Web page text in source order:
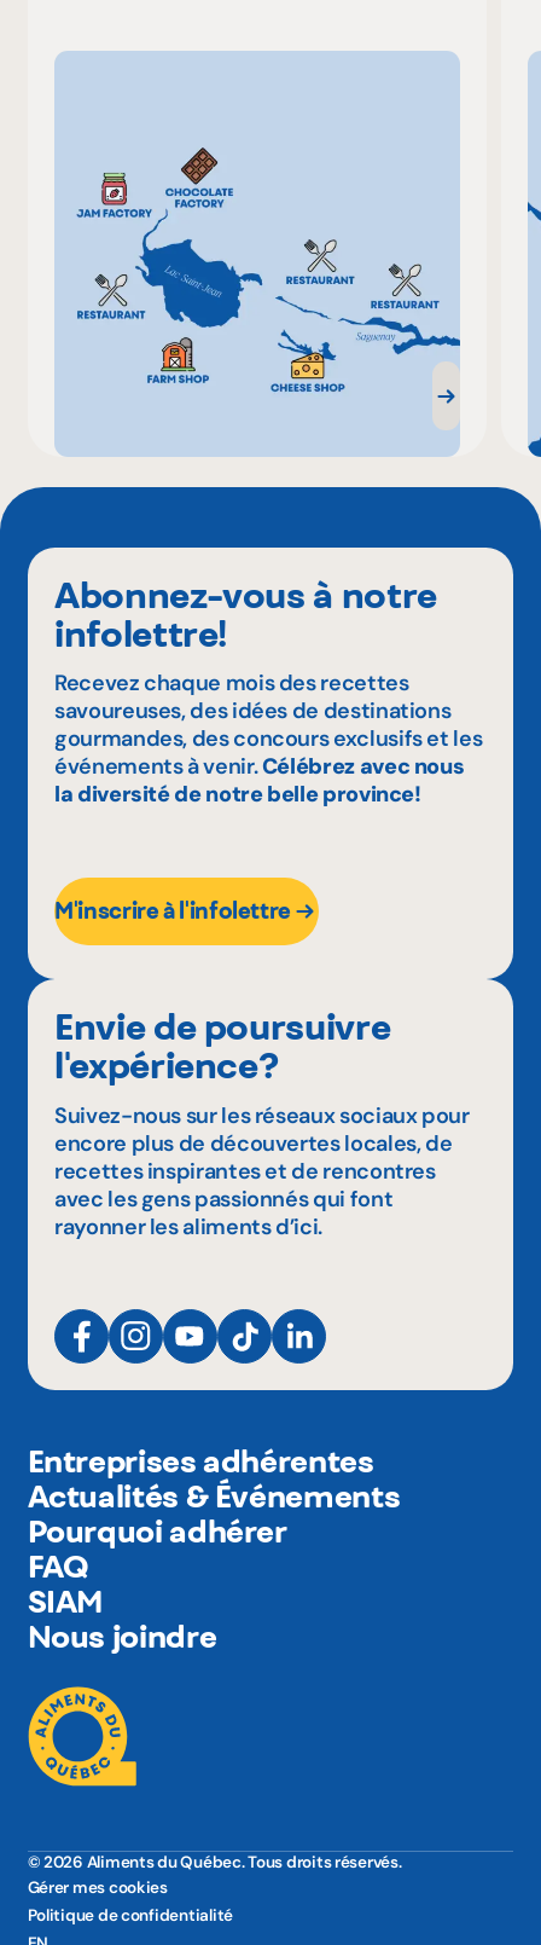
Abonnez-vous à notre
infolettre!
Recevez chaque mois des recettes
savoureuses, des idées de destinations
gourmandes, des concours exclusifs et les
événements à venir.Célébrez avec nous
la diversité de notre belle province!
M'inscrire à l'infolettre
Envie de poursuivre
l'expérience?
Suivez-nous sur les réseaux sociaux pour
encore plus de découvertes locales, de
recettes inspirantes et de rencontres
avec les gens passionnés qui font
rayonner les aliments d’ici.
Entreprises adhérentes
Actualités & Événements
Pourquoi adhérer
FAQ
SIAM
Nous joindre
© 2026 Aliments du Québec. Tous droits réservés.
Gérer mes cookies
Politique de confidentialité